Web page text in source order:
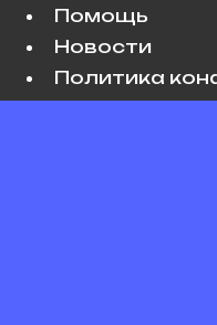
Помощь
Новости
Политика